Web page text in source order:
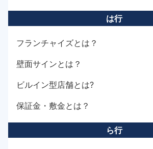
は行
フランチャイズとは？
壁面サインとは？
ビルイン型店舗とは?
保証金・敷金とは？
ら行